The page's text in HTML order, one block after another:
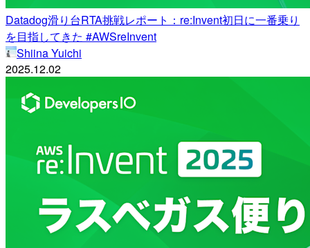
Datadog滑り台RTA挑戦レポート：re:Invent初日に一番乗り
を目指してきた #AWSreInvent
Shiina Yuichi
2025.12.02